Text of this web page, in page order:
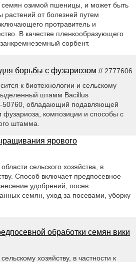
семян озимой пшеницы, и может быть
растений от болезней путем
протравитель и
В качестве пленкообразующего
сорбент.
борьбы с фузариозом // 2777606
к биотехнологии и сельскому
штамм Bacillus
50760, обладающий подавляющей
фузариоза, композиции и способы с
штамма.
ярового
сельского хозяйства, в
Способ включает предпосевное
удобрений, посев
семян, уход за посевами, уборку
обработки семян вики
хозяйству, в частности к